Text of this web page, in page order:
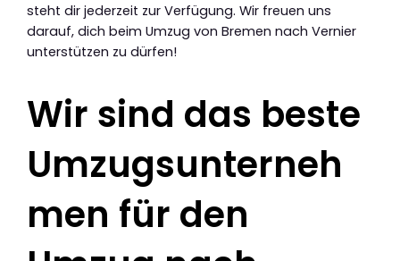
steht dir jederzeit zur Verfügung. Wir freuen uns
darauf, dich beim Umzug von Bremen nach Vernier
unterstützen zu dürfen!
Wir sind das beste
Umzugsunterneh
men für den